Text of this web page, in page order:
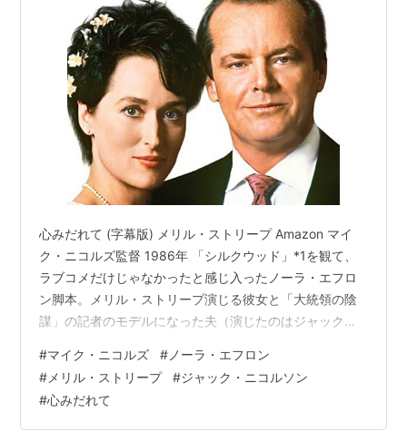
心みだれて (字幕版) メリル・ストリープ Amazon マイ
ク・ニコルズ監督 1986年 「シルクウッド」*1を観て、
ラブコメだけじゃなかったと感じ入ったノーラ・エフロ
ン脚本。メリル・ストリープ演じる彼女と「大統領の陰
謀」の記者のモデルになった夫（演じたのはジャック・
が「あの人のことね」と思い当たるストーリーをこれだ
け描くプロ根性。「これを売り物にするしかない」って
ところか。映画の中でも登場人物たちがなにかあるたび
#マイク・ニコルズ # ノーラ・エフロン
# メリル・ストリープ #ジャック・ニコルソン
#心みだれて